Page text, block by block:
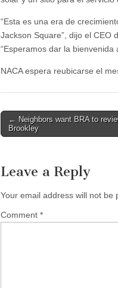
“Esta es una era de
Jackson Square”, dijo el CEO
“Esperamos dar la
NACA espera reubicarse el
Post
navigation
← Neighbors want BRA to
Brookley
Leave a Reply
Your email address will not be
Comment *